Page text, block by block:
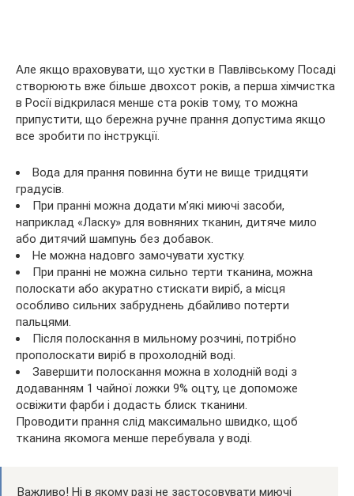
Але якщо враховувати, що хустки в Павлівському Посаді
створюють вже більше двохсот років, а перша хімчистка
в Росії відкрилася менше ста років тому, то можна
припустити, що бережна ручне прання допустима якщо
все зробити по інструкції.
Вода для прання повинна бути не вище тридцяти
градусів.
При пранні можна додати м’які миючі засоби,
наприклад «Ласку» для вовняних тканин, дитяче мило
або дитячий шампунь без добавок.
Не можна надовго замочувати хустку.
При пранні не можна сильно терти тканина, можна
полоскати або акуратно стискати виріб, а місця
особливо сильних забруднень дбайливо потерти
пальцями.
Після полоскання в мильному розчині, потрібно
прополоскати виріб в прохолодній воді.
Завершити полоскання можна в холодній воді з
додаванням 1 чайної ложки 9% оцту, це допоможе
освіжити фарби і додасть блиск тканини.
Проводити прання слід максимально швидко, щоб
тканина якомога менше перебувала у воді.
Важливо! Ні в якому разі не застосовувати миючі